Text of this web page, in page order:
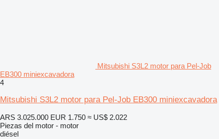
Mitsubishi S3L2 motor para Pel-Job
EB300 miniexcavadora
4
Mitsubishi S3L2 motor para Pel-Job EB300 miniexcavadora
ARS 3.025.000 EUR 1.750 ≈ US$ 2.022
Piezas del motor - motor
diésel